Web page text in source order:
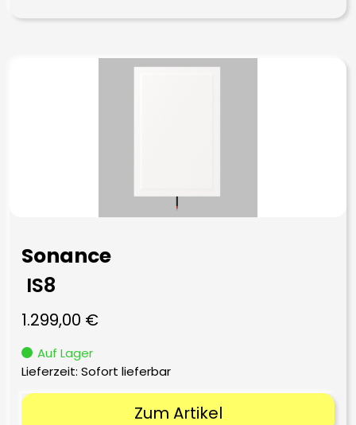
Sonance
IS8
1.299,00 €
Auf Lager
Lieferzeit: Sofort lieferbar
Zum Artikel